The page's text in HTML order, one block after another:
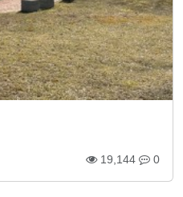
19,144 0